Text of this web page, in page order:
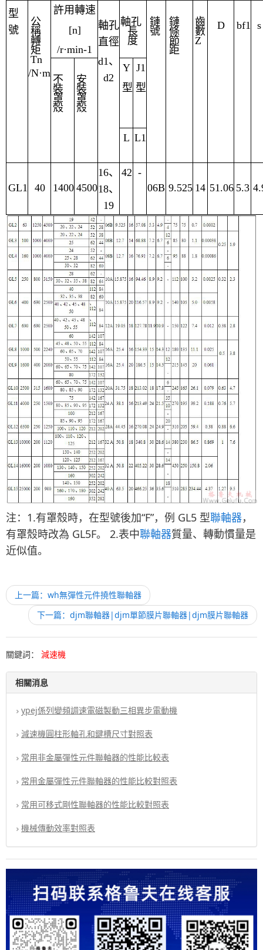
型
號
公
稱
轉
矩
Tn
/N·m
許用轉速
[n]
/r·min-1
軸孔
直徑
d1、
d2
軸孔
長
度
鏈
號
鏈
條
節
距
齒
數
Z
D bf1 s
不
裝
罩
殼
安
裝
罩
殼
Y
型
J1
型
L L1
GL1 40 1400 4500
16、
18、
19
42 -
06B 9.525 14 51.06 5.3
注：1.有罩殼時，在型號後加“F”，例 GL5 型聯軸器，
有罩殼時改為 GL5F。 2.表中聯軸器質量、轉動慣量是
近似值。
上一篇：wh無彈性元件撓性聯軸器
下一篇：djm聯軸器|djm單節膜片聯軸器|djm膜片聯軸器
關鍵詞： 減速機
相關消息
ypej係列變頻調速電磁製動三相異步電動機
減速機圓柱形軸孔和鍵槽尺寸對照表
常用非金屬彈性元件聯軸器的性能比較表
常用金屬彈性元件聯軸器的性能比較對照表
常用可移式剛性聯軸器的性能比較對照表
機械傳動效率對照表